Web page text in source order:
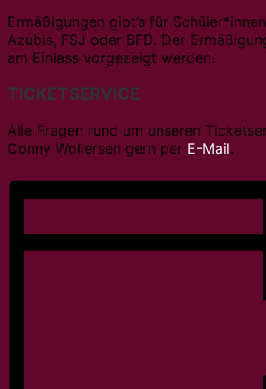
Ermäßigungen gibt’s für
Azubis, FSJ oder BFD. Der
am Einlass vorgezeigt werden.
TICKETSERVICE
Alle Fragen rund um unseren
Conny Wollersen gern per E-Mail.